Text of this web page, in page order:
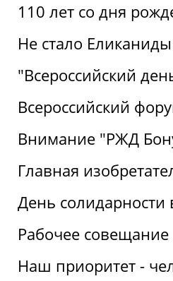
110 лет со дня
Не стало
"Всероссийский
Всероссийский
Внимание "РЖД
Главная
День
Рабочее совещание
Наш приоритет -